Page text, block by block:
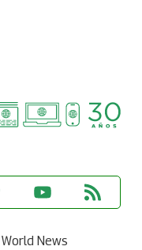
News